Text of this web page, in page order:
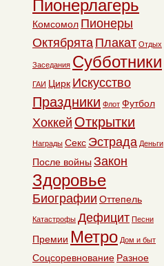
Пионерлагерь
Комсомол Пионеры
Октябрята Плакат Отдых
Заседания Субботники
ГАИ Цирк Искусство
Праздники Флот Футбол
Хоккей Открытки
Награды Секс Эстрада Деньги
После войны Закон
Здоровье
Биографии Оттепель
Катастрофы Дефицит Песни
Премии Метро Дом и быт
Соцсоревнование Разное